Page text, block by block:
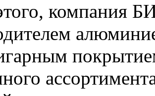
компания